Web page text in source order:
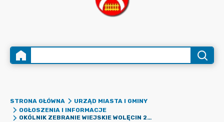
STRONA GŁÓWNA
URZĄD MIASTA I GMINY
OGŁOSZENIA I INFORMACJE
OKÓLNIK ZEBRANIE WIEJSKIE WOLĘCIN 22.09.2023